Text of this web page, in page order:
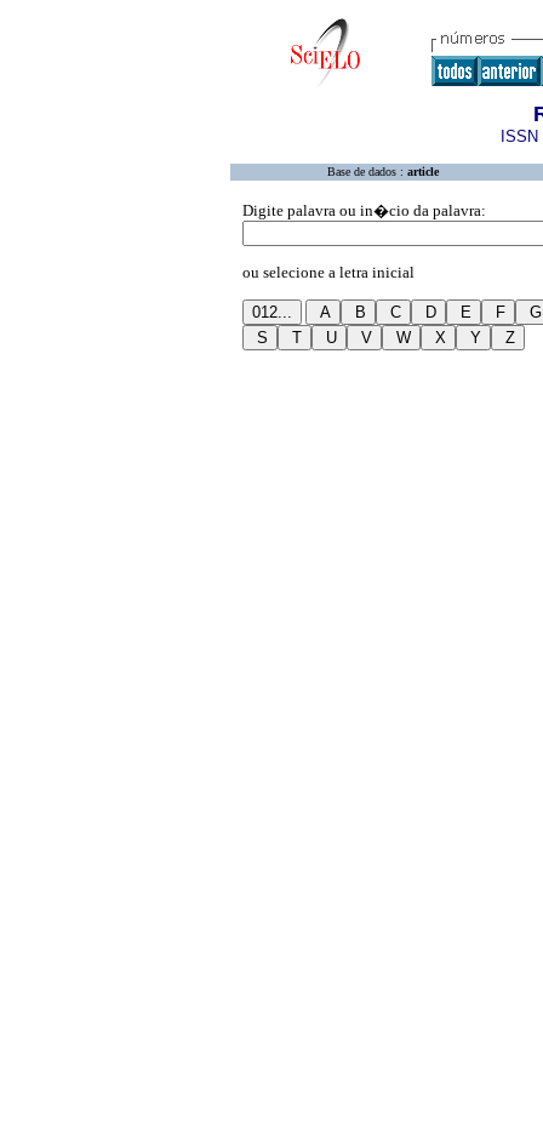
Base de dados : article
Digite palavra ou in�cio da palavra:
ou selecione a letra inicial